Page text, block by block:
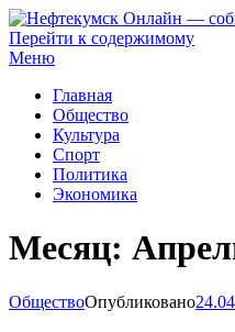
Нефтекумск Онлайн —
Перейти к содержимому
Меню
Главная
Общество
Культура
Спорт
Политика
Экономика
Месяц:
ОбществоОпубликовано